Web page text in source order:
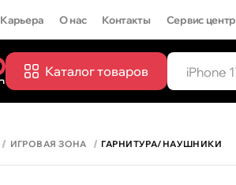
Карьера О нас Контакты Сервис центр
Каталог товаров
ИГРОВАЯ ЗОНА ГАРНИТУРА/НАУШНИКИ